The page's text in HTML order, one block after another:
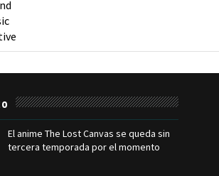
El anime The Lost Canvas se queda sin
tercera temporada por el momento